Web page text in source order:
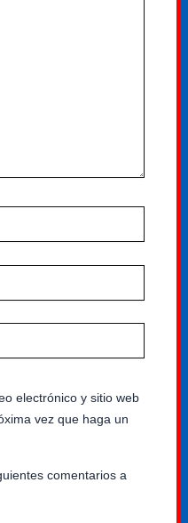
electrónico y sitio web
vez que haga un
comentarios a